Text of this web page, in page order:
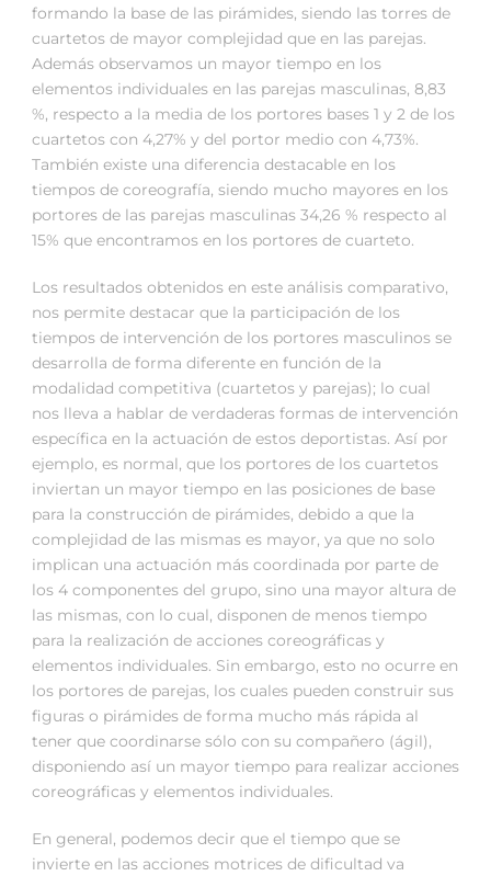
formando la base de las pirámides, siendo las torres de
cuartetos de mayor complejidad que en las parejas.
Además observamos un mayor tiempo en los
elementos individuales en las parejas masculinas, 8,83
%, respecto a la media de los portores bases 1 y 2 de los
cuartetos con 4,27% y del portor medio con 4,73%.
También existe una diferencia destacable en los
tiempos de coreografía, siendo mucho mayores en los
portores de las parejas masculinas 34,26 % respecto al
15% que encontramos en los portores de cuarteto.
Los resultados obtenidos en este análisis comparativo,
nos permite destacar que la participación de los
tiempos de intervención de los portores masculinos se
desarrolla de forma diferente en función de la
modalidad competitiva (cuartetos y parejas); lo cual
nos lleva a hablar de verdaderas formas de intervención
específica en la actuación de estos deportistas. Así por
ejemplo, es normal, que los portores de los cuartetos
inviertan un mayor tiempo en las posiciones de base
para la construcción de pirámides, debido a que la
complejidad de las mismas es mayor, ya que no solo
implican una actuación más coordinada por parte de
los 4 componentes del grupo, sino una mayor altura de
las mismas, con lo cual, disponen de menos tiempo
para la realización de acciones coreográficas y
elementos individuales. Sin embargo, esto no ocurre en
los portores de parejas, los cuales pueden construir sus
figuras o pirámides de forma mucho más rápida al
tener que coordinarse sólo con su compañero (ágil),
disponiendo así un mayor tiempo para realizar acciones
coreográficas y elementos individuales.
En general, podemos decir que el tiempo que se
invierte en las acciones motrices de dificultad va